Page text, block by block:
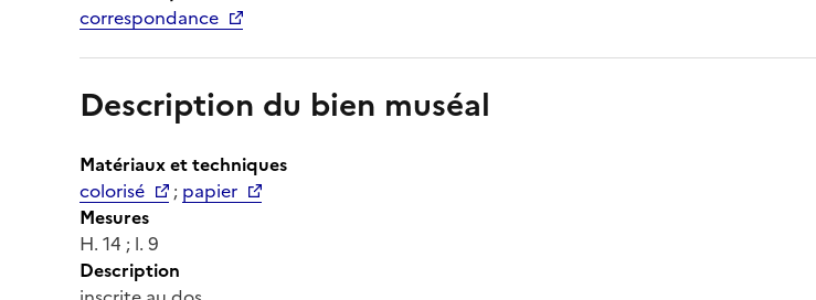
correspondance
Description du bien muséal
Matériaux et techniques
colorisé
; papier
Mesures
H. 14 ; l. 9
Description